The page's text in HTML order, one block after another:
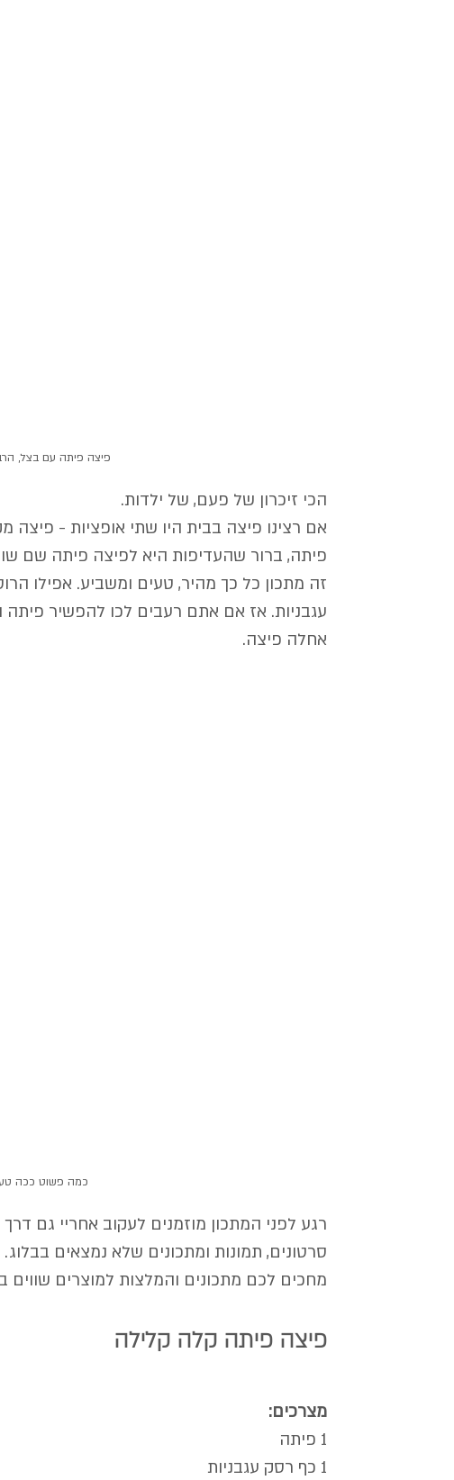
פיצה פיתה עם בצל,
הכי זיכרון של פעם, של ילדות.
אם רצינו פיצה בבית היו שתי אופציות -
פיתה, ברור שהעדיפות היא לפיצה פיתה שם
זה מתכון כל כך מהיר, טעים ומשביע. אפילו
עגבניות. אז אם אתם רעבים לכו להפשיר פיתה
אחלה פיצה.
כמה פשוט ככה
רגע לפני המתכון מוזמנים לעקוב אחריי גם
סרטונים, תמונות ומתכונים שלא נמצאים
מחכים לכם מתכונים והמלצות למוצרים שווים
פיצה פיתה קלה קלילה
מצרכים:
1 פיתה
1 כף רסק עגבניות